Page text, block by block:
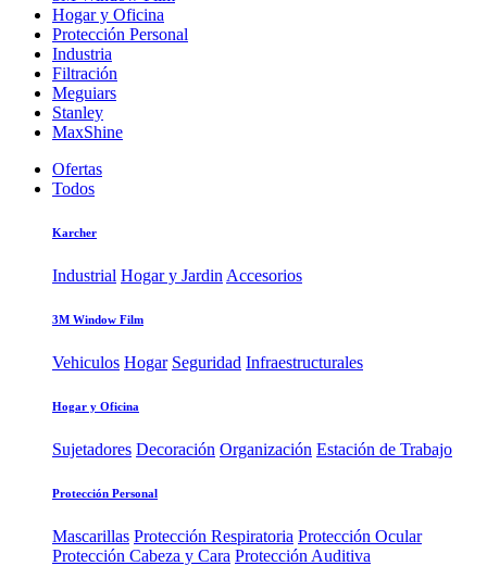
Hogar y Oficina
Protección Personal
Industria
Filtración
Meguiars
Stanley
MaxShine
Ofertas
Todos
Karcher
Industrial Hogar y Jardin Accesorios
3M Window Film
Vehiculos Hogar Seguridad Infraestructurales
Hogar y Oficina
Sujetadores Decoración Organización Estación de Trabajo
Protección Personal
Mascarillas Protección Respiratoria Protección Ocular
Protección Cabeza y Cara Protección Auditiva